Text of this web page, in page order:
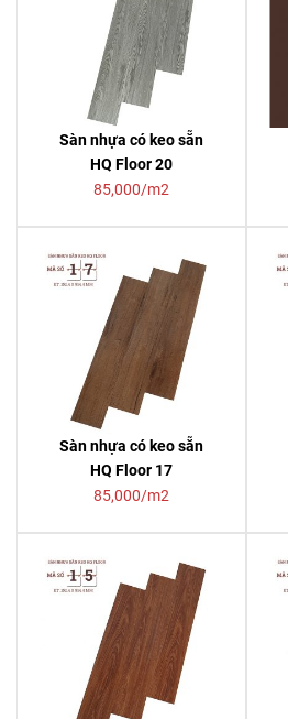
Sàn nhựa có keo sẵn
HQ Floor 20
85,000/m2
Sàn nhựa có keo sẵn
HQ Floor 17
85,000/m2